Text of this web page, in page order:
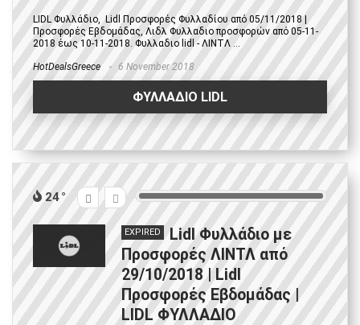
LIDL Φυλλάδιο, Lidl Προσφορές Φυλλαδίου από 05/11/2018 |
Προσφορές Εβδομάδας, Λιδλ Φυλλαδιο προσφορών από 05-11-
2018 έως 10-11-2018. Φυλλαδιο lidl - ΛΙΝΤΛ ...
HotDealsGreece 6 November 2018
ΦΥΛΛΑΔΙΟ LIDL
24
EXPIRED
Lidl Φυλλάδιο με
Προσφορές ΛΙΝΤΛ από
29/10/2018 | Lidl
Προσφορές Εβδομάδας |
LIDL ΦΥΛΛΑΔΙΟ